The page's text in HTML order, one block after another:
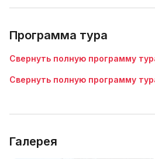
Программа тура
Свернуть полную программу
Свернуть полную программу
Галерея